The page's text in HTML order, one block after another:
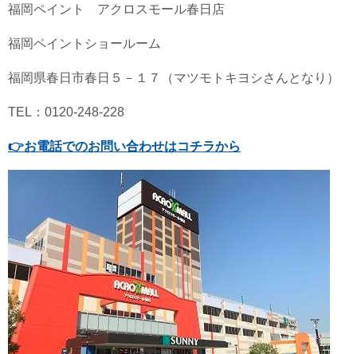
福岡ペイント アクロスモール春日店
福岡ペイントショールーム
福岡県春日市春日５－１７（マツモトキヨシさんとなり）
TEL：0120-248-228
👉お電話でのお問い合わせはコチラから